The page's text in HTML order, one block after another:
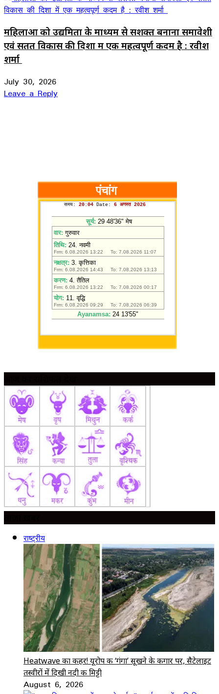
महिलाओं को उद्यमिता के माध्यम से सशक्त बनाना समावेशी
एवं सतत विकास की दिशा में एक महत्वपूर्ण कदम है : रवीश
शर्मा
July 30, 2026
Leave a Reply
राष्ट्रीय
Heatwave का कहर! यूरोप की ‘गंगा’ सूखने के कगार पर, सैटेलाइट
तस्वीरों में दिखी नदी की मिट्टी
August 6, 2026